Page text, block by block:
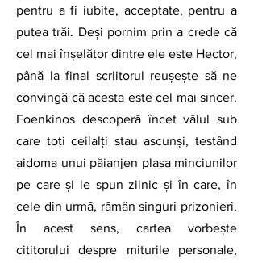
pentru a fi iubite, acceptate, pentru a
putea trăi. Deși pornim prin a crede că
cel mai înșelător dintre ele este Hector,
până la final scriitorul reușește să ne
convingă că acesta este cel mai sincer.
Foenkinos descoperă încet vălul sub
care toți ceilalți stau ascunși, testând
aidoma unui păianjen plasa minciunilor
pe care și le spun zilnic și în care, în
cele din urmă, rămân singuri prizonieri.
În acest sens, cartea vorbește
cititorului despre miturile personale,